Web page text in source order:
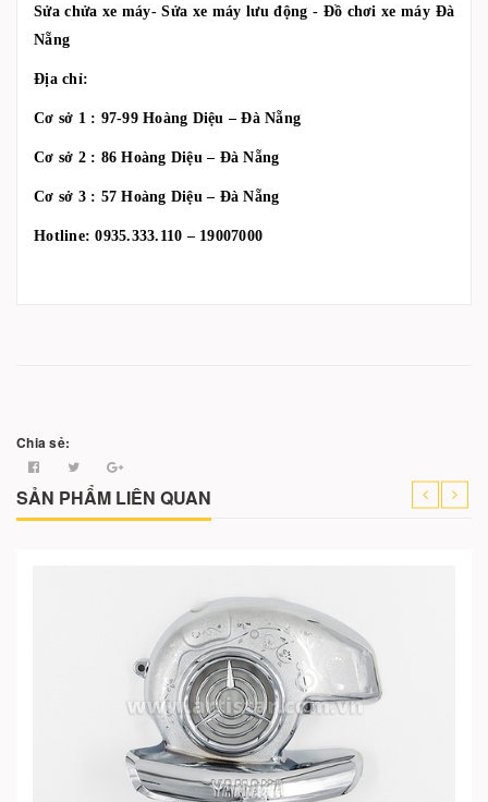
Sửa chửa xe máy- Sửa xe máy lưu động - Đồ chơi xe máy Đà
Nẵng
Địa chỉ:
Cơ sở 1 : 97-99 Hoàng Diệu – Đà Nẵng
Cơ sở 2 : 86 Hoàng Diệu – Đà Nẵng
Cơ sở 3 : 57 Hoàng Diệu – Đà Nẵng
Hotline: 0935.333.110 – 19007000
Chia sẻ:
SẢN PHẨM LIÊN QUAN